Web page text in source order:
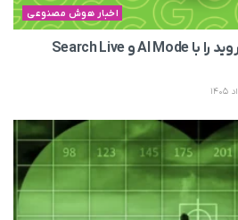
اخبار هوش مصنوعی
گوگل جستجوی صوتی اندروید را با AI Mode و Search Live